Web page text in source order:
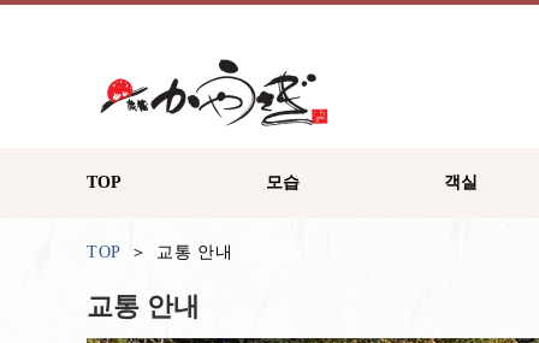
TOP 모습 객실
TOP 교통 안내
교통 안내